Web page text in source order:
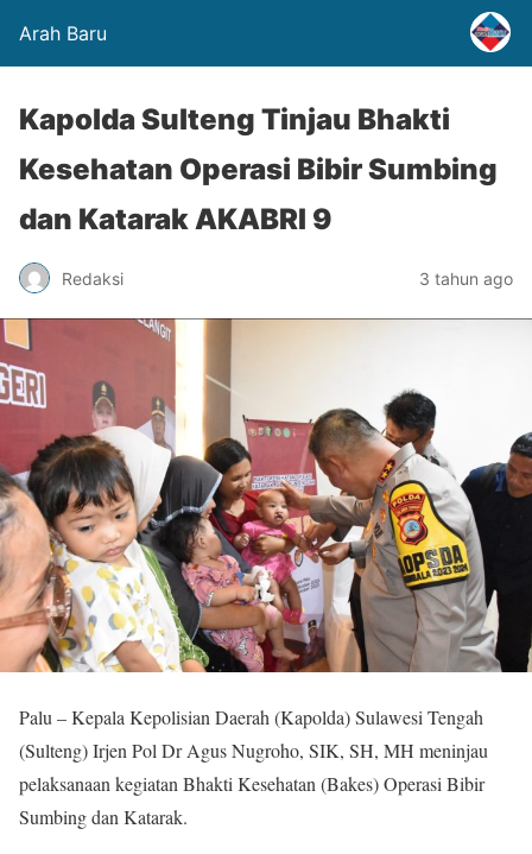
Arah Baru
Kapolda Sulteng Tinjau Bhakti
Kesehatan Operasi Bibir Sumbing
dan Katarak AKABRI 9
Redaksi 3 tahun ago
Palu – Kepala Kepolisian Daerah (Kapolda) Sulawesi Tengah
(Sulteng) Irjen Pol Dr Agus Nugroho, SIK, SH, MH meninjau
pelaksanaan kegiatan Bhakti Kesehatan (Bakes) Operasi Bibir
Sumbing dan Katarak.